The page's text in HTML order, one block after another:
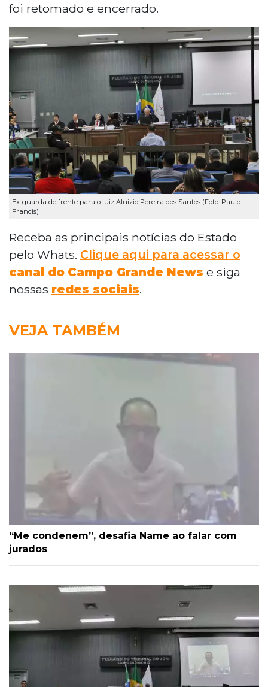
foi retomado e encerrado.
Ex-guarda de frente para o juiz Aluizio Pereira dos Santos (Foto: Paulo
Francis)
Receba as principais notícias do Estado
pelo Whats. Clique aqui para acessar o
canal do Campo Grande News e siga
nossas redes sociais.
VEJA TAMBÉM
“Me condenem”, desafia Name ao falar com
jurados